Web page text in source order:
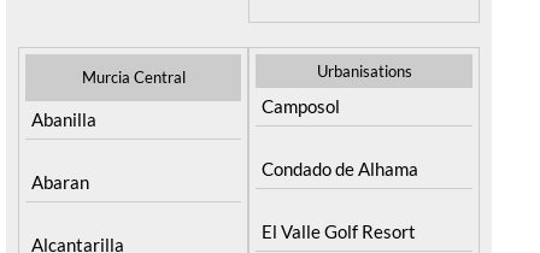
Murcia Central
Abanilla
Abaran
Alcantarilla
Urbanisations
Camposol
Condado de Alhama
El Valle Golf Resort